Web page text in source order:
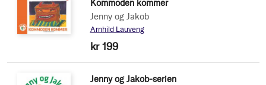
Kommoden kommer
Jenny og Jakob
Arnhild Lauveng
kr 199
Jenny og Jakob-serien